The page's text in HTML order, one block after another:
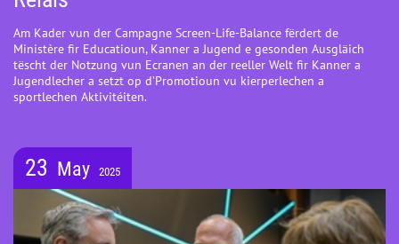
Am Kader vun der Campagne Screen-Life-Balance fërdert de
Ministère fir Educatioun, Kanner a Jugend e gesonden Ausgläich
tëscht der Notzung vun Ecranen an der reeller Welt fir Kanner a
Jugendlecher a setzt op d’Promotioun vu kierperlechen a
sportlechen Aktivitéiten.
23 May 2025